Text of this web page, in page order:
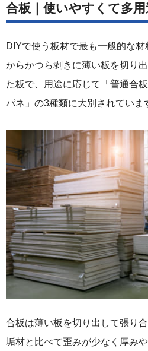
合板｜使いやすくて多
DIYで使う板材で最も一般的な
からかつら剥きに薄い板を切り
た板で、用途に応じて「普通合
パネ」の3種類に大別されていま
合板は薄い板を切り出して張り
垢材と比べて歪みが少なく厚み